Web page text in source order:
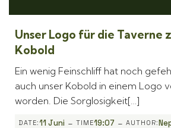
Unser Logo für die Taverne
Kobold
Ein wenig Feinschliff hat noch
auch unser Kobold in einem Logo
worden. Die Sorglosigkeit[…]
DATE:11 Juni - TIME19:07 - AUTHOR: